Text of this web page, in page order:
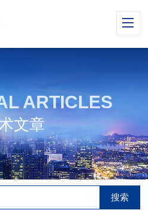
ARTICLES
文章